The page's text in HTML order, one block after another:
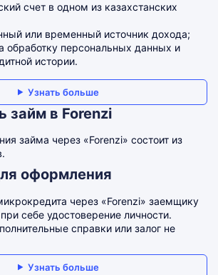
счет в одном из казахстанских
или временный источник дохода;
обработку персональных данных и
истории.
Узнать больше
займ в Forenzi
займа через «Forenzi» состоит из
оформления
через «Forenzi» заемщику
себе удостоверение личности.
справки или залог не
Узнать больше